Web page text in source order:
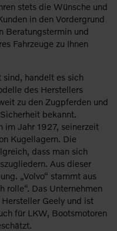
stets die Wünsche und
in den Vordergrund
Beratungstermin und
Fahrzeuge zu Ihnen
handelt es sich
des Herstellers
zu den Zugpferden und
bekannt.
im Jahr 1927, seinerzeit
Kugellagern. Die
dass man sich
Aus dieser
„Volvo“ stammt aus
rolle“. Das Unternehmen
Geely und ist
für LKW, Bootsmotoren